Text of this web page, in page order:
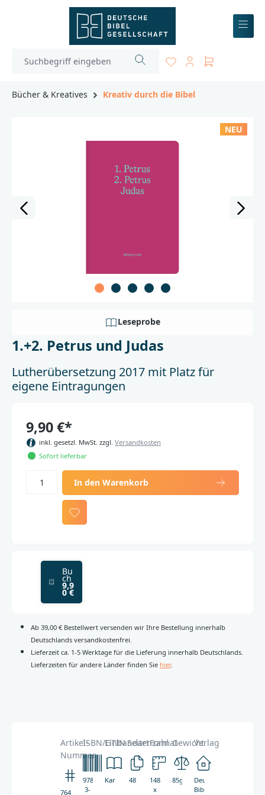
Bücher & Kreatives Kreativ durch die Bibel
NEU
Leseprobe
1.+2. Petrus und Judas
Lutherübersetzung 2017 mit Platz für
eigene Eintragungen
9,90 €*
inkl. gesetzl. MwSt. zzgl. Versandkosten
Sofort lieferbar
In den Warenkorb
Bu
ch
9,9
0 €
Ab 39,00 € Bestellwert versenden wir Ihre Bestellung innerhalb
Deutschlands versandkostenfrei.
Lieferzeit ca. 1-5 Werktage für die Lieferung innerhalb Deutschlands.
Lieferzeiten für andere Länder finden Sie hier.
Artikel-
Nummer
7641
ISBN/GTIN
978-
3-
Einbandart
Kartoniert
Seitenzahl
48
Format
148
x
Gewicht
85g
Verlag
Deutsche
Bibelgesellschaft